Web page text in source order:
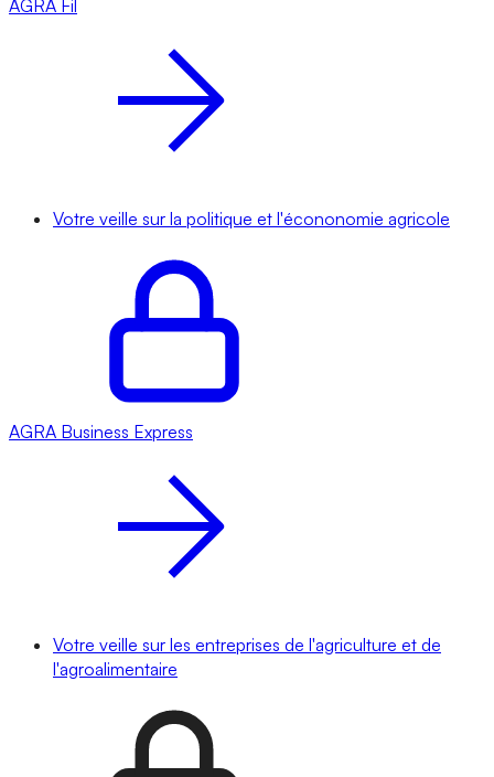
AGRA Fil
Votre veille sur la politique et l'écononomie agricole
AGRA Business Express
Votre veille sur les entreprises de l'agriculture et de
l'agroalimentaire